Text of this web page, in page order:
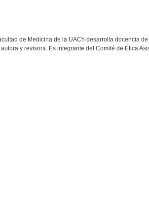
de Medicina de la UACh desarrolla docencia
y revisora. Es integrante del Comité de Ética